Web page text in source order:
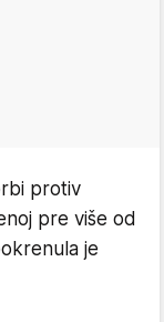
protiv
pre više od
je